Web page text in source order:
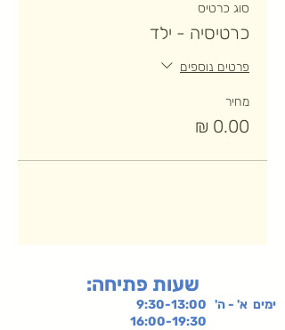
סוג כרטיס
כרטיסיה - ילד
פרטים נוספים
מחיר
:שעות פתיחה
ימים א' - ה' 9:30-13:00